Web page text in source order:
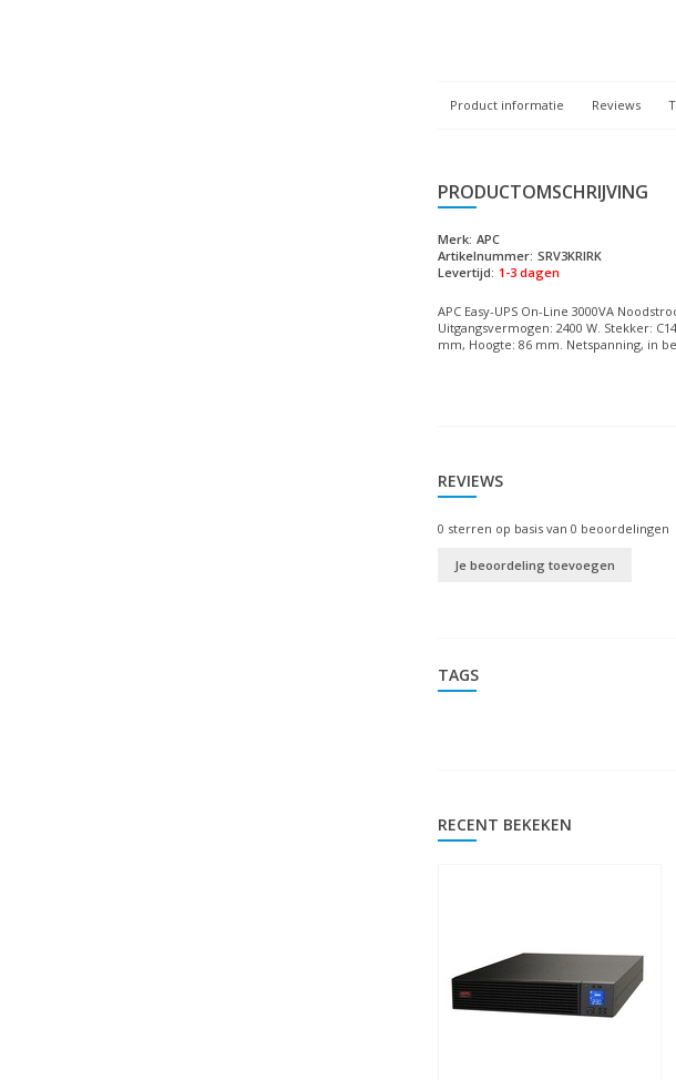
Product informatie Reviews
PRODUCTOMSCHRIJVING
Merk: APC
Artikelnummer: SRV3KRIRK
Levertijd: 1-3 dagen
APC Easy-UPS On-Line 3000VA
Uitgangsvermogen: 2400 W. Stekker:
mm, Hoogte: 86 mm. Netspanning, in
REVIEWS
0 sterren op basis van 0 beoordelingen
Je beoordeling toevoegen
TAGS
RECENT BEKEKEN